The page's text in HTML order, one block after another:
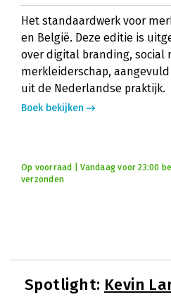
Het standaardwerk voor
en België. Deze editie is
over digital branding, social
merkleiderschap,
uit de Nederlandse praktijk.
Boek bekijken
Op voorraad | Vandaag voor 23:00
verzonden
Spotlight: Kevin